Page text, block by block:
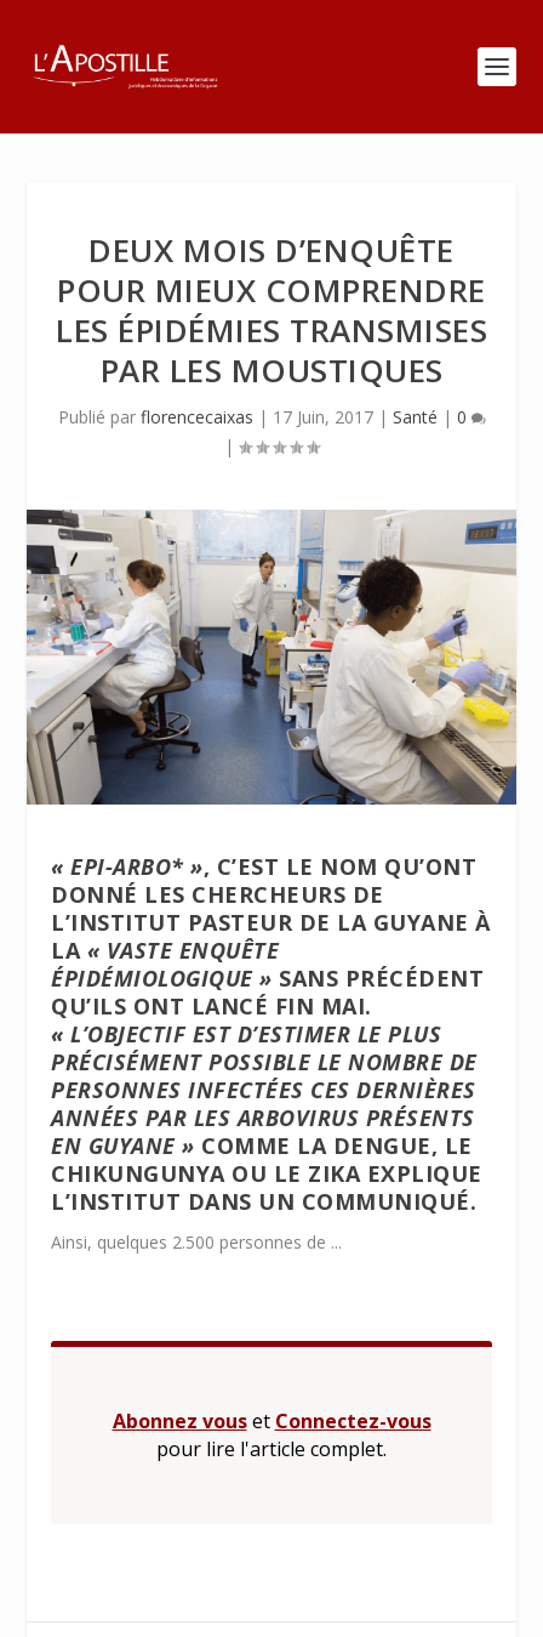
DEUX MOIS D’ENQUÊTE
POUR MIEUX COMPRENDRE
LES ÉPIDÉMIES TRANSMISES
PAR LES MOUSTIQUES
Publié par florencecaixas | 17 Juin, 2017| Santé | 0
|
« EPI-ARBO* », C’EST LE NOM QU’ONT
DONNÉ LES CHERCHEURS DE
L’INSTITUT PASTEUR DE LA GUYANE À
LA « VASTE ENQUÊTE
ÉPIDÉMIOLOGIQUE » SANS PRÉCÉDENT
QU’ILS ONT LANCÉ FIN MAI.
« L’OBJECTIF EST D’ESTIMER LE PLUS
PRÉCISÉMENT POSSIBLE LE NOMBRE DE
PERSONNES INFECTÉES CES DERNIÈRES
ANNÉES PAR LES ARBOVIRUS PRÉSENTS
EN GUYANE » COMME LA DENGUE, LE
CHIKUNGUNYA OU LE ZIKA EXPLIQUE
L’INSTITUT DANS UN COMMUNIQUÉ.
Ainsi, quelques 2.500 personnes de ...
Abonnez vouset Connectez-vous
pour lire l'article complet.